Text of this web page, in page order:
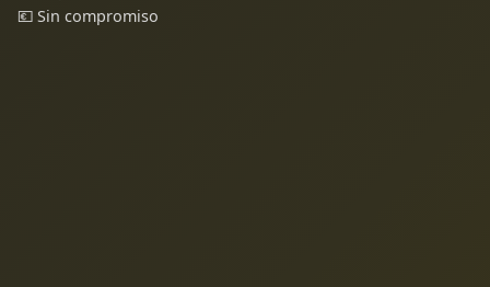
💶 Sin compromiso